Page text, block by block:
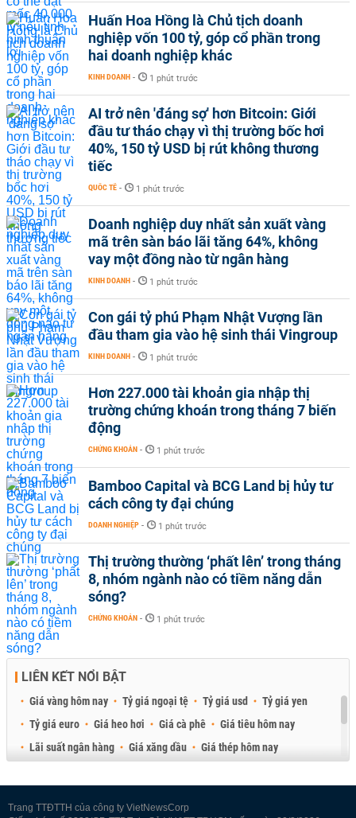
Huấn Hoa Hồng là Chủ tịch doanh
nghiệp vốn 100 tỷ, góp cổ phần trong
hai doanh nghiệp khác
KINH DOANH - 1 phút trước
AI trở nên 'đáng sợ' hơn Bitcoin: Giới
đầu tư tháo chạy vì thị trường bốc hơi
40%, 150 tỷ USD bị rút không thương
tiếc
QUỐC TẾ - 1 phút trước
Doanh nghiệp duy nhất sản xuất vàng
mã trên sàn báo lãi tăng 64%, không
vay một đồng nào từ ngân hàng
KINH DOANH - 1 phút trước
Con gái tỷ phú Phạm Nhật Vượng lần
đầu tham gia vào hệ sinh thái Vingroup
KINH DOANH - 1 phút trước
Hơn 227.000 tài khoản gia nhập thị
trường chứng khoán trong tháng 7 biến
động
CHỨNG KHOÁN - 1 phút trước
Bamboo Capital và BCG Land bị hủy tư
cách công ty đại chúng
DOANH NGHIỆP - 1 phút trước
Thị trường thường ‘phất lên’ trong tháng
8, nhóm ngành nào có tiềm năng dẫn
sóng?
CHỨNG KHOÁN - 1 phút trước
LIÊN KẾT NỔI BẬT
Giá vàng hôm nay Tỷ giá ngoại tệ Tỷ giá usd
Tỷ giá yen
Tỷ giá euro
Giá heo hơi Giá cà phê
Giá tiêu hôm nay
Lãi suất ngân hàng
Giá xăng dầu
Giá thép hôm nay
Trang TTĐTTH của công ty VietNewsCorp